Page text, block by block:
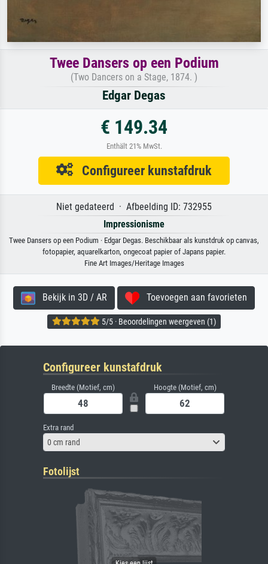
Twee Dansers op een Podium
(Two Dancers on a Stage, 1874. )
Edgar Degas
€ 149.34
Enthält 21% MwSt.
Configureer kunstafdruk
Niet gedateerd · Afbeelding ID: 732955
Impressionisme
Twee Dansers op een Podium · Edgar Degas. Beschikbaar als kunstdruk op canvas,
fotopapier, aquarelkarton, ongecoat papier of Japans papier.
Fine Art Images/Heritage Images
Bekijk in 3D / AR Toevoegen aan favorieten
5/5 · Beoordelingen weergeven (1)
Configureer kunstafdruk
Breedte (Motief, cm) Hoogte (Motief, cm)
Extra rand
0 cm rand
Fotolijst